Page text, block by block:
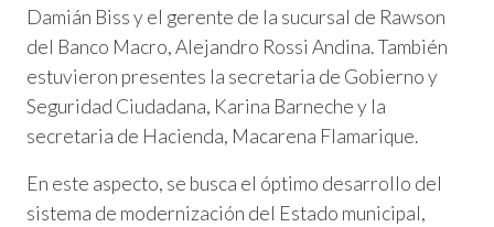
Damián Biss y el gerente de la sucursal de Rawson
del Banco Macro, Alejandro Rossi Andina. También
estuvieron presentes la secretaria de Gobierno y
Seguridad Ciudadana, Karina Barneche y la
secretaria de Hacienda, Macarena Flamarique.
En este aspecto, se busca el óptimo desarrollo del
sistema de modernización del Estado municipal,